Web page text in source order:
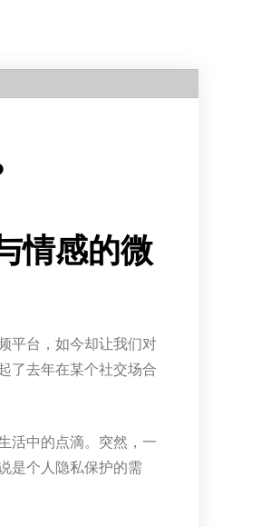
情感的微
平台，如今却让我们对
了去年在某个社交场合
活中的点滴。突然，一
是个人隐私保护的需